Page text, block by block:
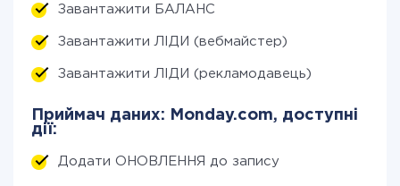
Завантажити БАЛАНС
Завантажити ЛІДИ (вебмайстер)
Завантажити ЛІДИ (рекламодавець)
Приймач даних: Monday.com, доступні
дії:
Додати ОНОВЛЕННЯ до запису